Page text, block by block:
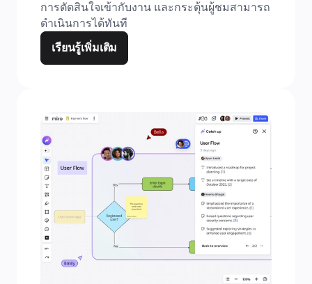
การตัดสินใจเข้ากับงาน และกระตุ้นผู้ชมสามารถ
ดำเนินการได้ทันที
เรียนรู้เพิ่มเติม